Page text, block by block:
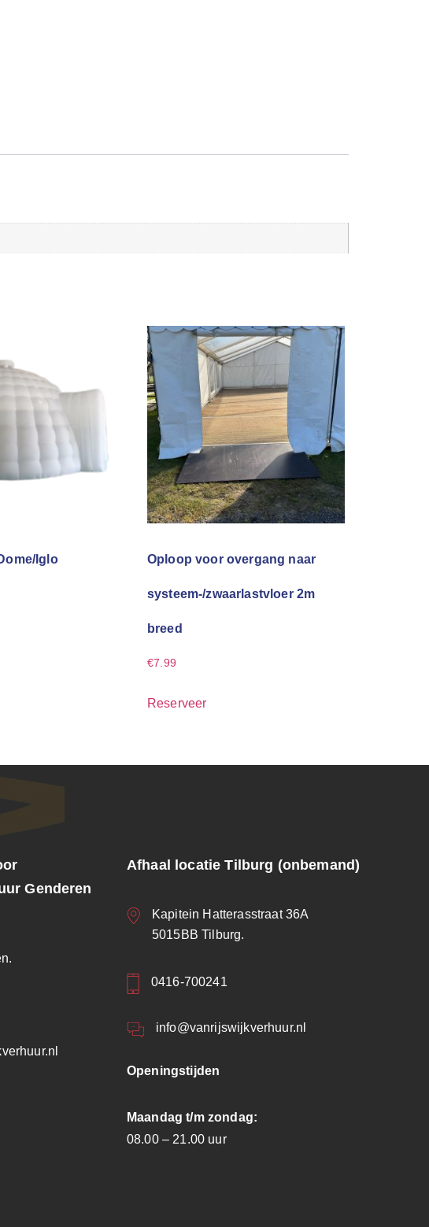
Iglo Oploop voor overgang naar
systeem-/zwaarlastvloer 2m
breed
€7.99
Reserveer
Genderen
Afhaal locatie Tilburg (onbemand)
Kapitein Hatterasstraat 36A
5015BB Tilburg.
0416-700241
info@vanrijswijkverhuur.nl
Openingstijden
Maandag t/m zondag:
08.00 – 21.00 uur